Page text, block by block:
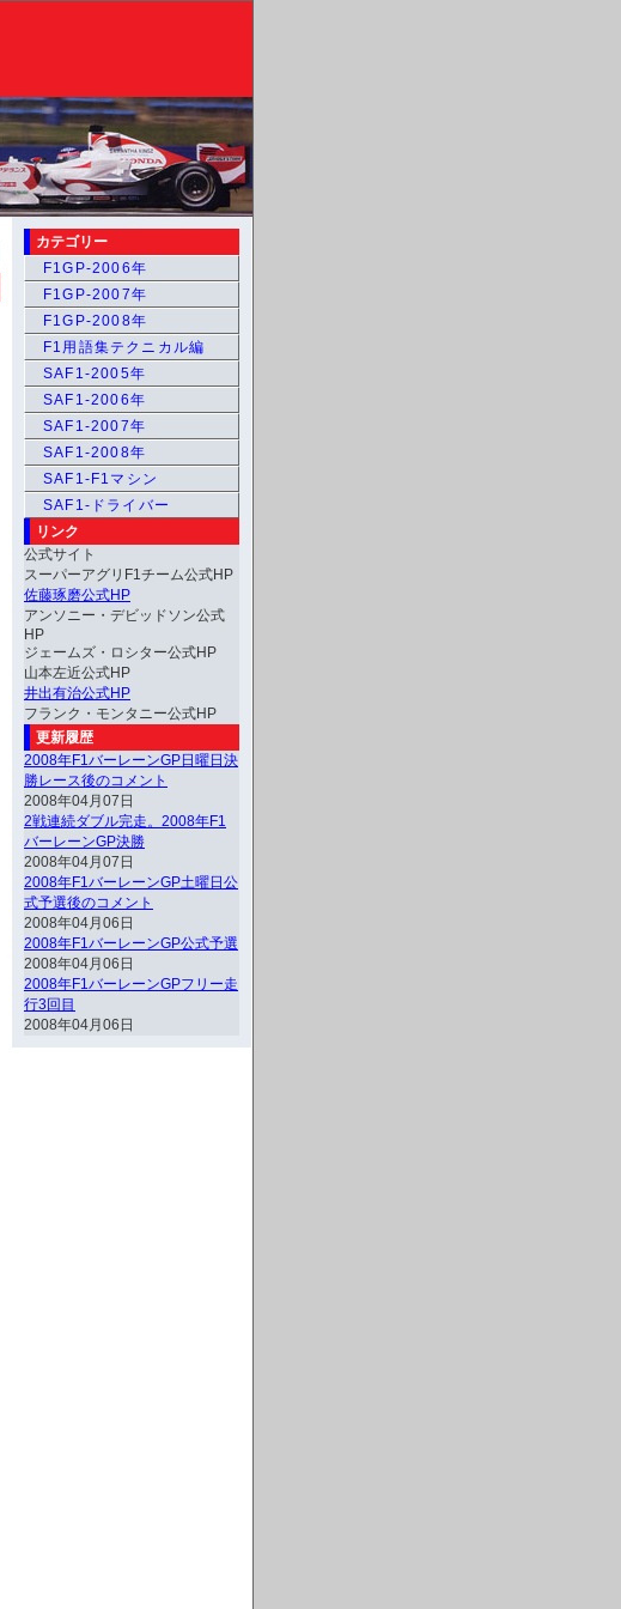
カテゴリー
F1GP-2006年
F1GP-2007年
F1GP-2008年
F1用語集テクニカル編
SAF1-2005年
SAF1-2006年
SAF1-2007年
SAF1-2008年
SAF1-F1マシン
SAF1-ドライバー
リンク
公式サイト
スーパーアグリF1チーム公式HP
佐藤琢磨公式HP
アンソニー・デビッドソン公式
HP
ジェームズ・ロシター公式HP
山本左近公式HP
井出有治公式HP
フランク・モンタニー公式HP
更新履歴
2008年F1バーレーンGP日曜日決
勝レース後のコメント
2008年04月07日
2戦連続ダブル完走。2008年F1
バーレーンGP決勝
2008年04月07日
2008年F1バーレーンGP土曜日公
式予選後のコメント
2008年04月06日
2008年F1バーレーンGP公式予選
2008年04月06日
2008年F1バーレーンGPフリー走
行3回目
2008年04月06日